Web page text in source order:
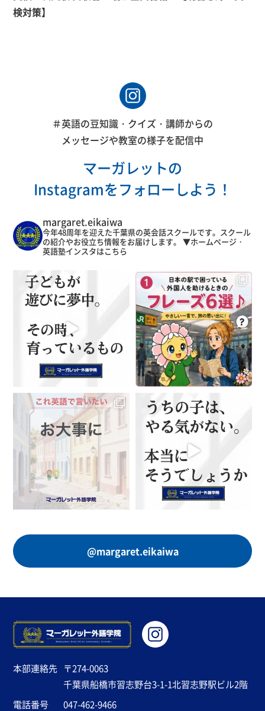
検対策】
＃英語の豆知識・クイズ・講師からの
メッセージや教室の様子を配信中
マーガレットの
Instagramをフォローしよう！
margaret.eikaiwa
今年48周年を迎えた千葉県の英会話スクールです。スクール
の紹介やお役立ち情報をお届けします。 ▼ホームページ・
英語塾インスタはこちら
@margaret.eikaiwa
本部連絡先 〒274-0063
千葉県船橋市習志野台3-1-1北習志野駅ビル2階
電話番号
047-462-9466